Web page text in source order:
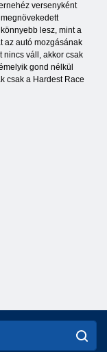
versenyként
lesz, mint a
az autó mozgásának
nincs váll, akkor csak
gond nélkül
csak a Hardest Race